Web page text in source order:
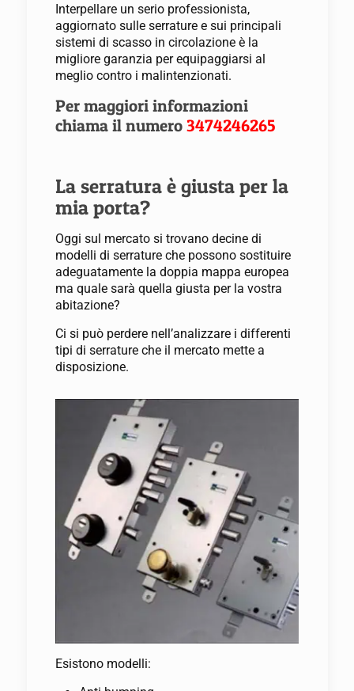
Interpellare un serio professionista,
aggiornato sulle serrature e sui principali
sistemi di scasso in circolazione è la
migliore garanzia per equipaggiarsi al
meglio contro i malintenzionati.
Per maggiori informazioni
chiama il numero 3474246265
La serratura è giusta per la
mia porta?
Oggi sul mercato si trovano decine di
modelli di serrature che possono sostituire
adeguatamente la doppia mappa europea
ma quale sarà quella giusta per la vostra
abitazione?
Ci si può perdere nell’analizzare i differenti
tipi di serrature che il mercato mette a
disposizione.
Esistono modelli: